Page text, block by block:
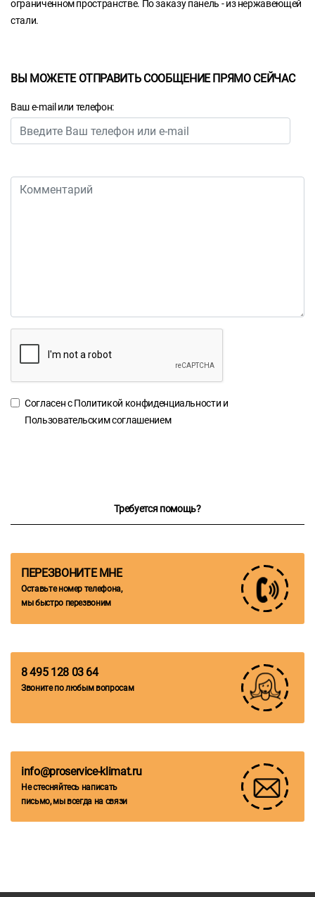
ограниченном пространстве. По заказу панель - из нержавеющей
стали.
ВЫ МОЖЕТЕ ОТПРАВИТЬ СООБЩЕНИЕ ПРЯМО СЕЙЧАС
Ваш e-mail или телефон:
Согласен сПолитикой конфиденциальности и
Пользовательским соглашением
Требуется помощь?
ПЕРЕЗВОНИТЕ МНЕ
Оставьте номер телефона,
мы быстро перезвоним
8 495 128 03 64
Звоните по любым вопросам
info@proservice-klimat.ru
Не стесняйтесь написать
письмо, мы всегда на связи